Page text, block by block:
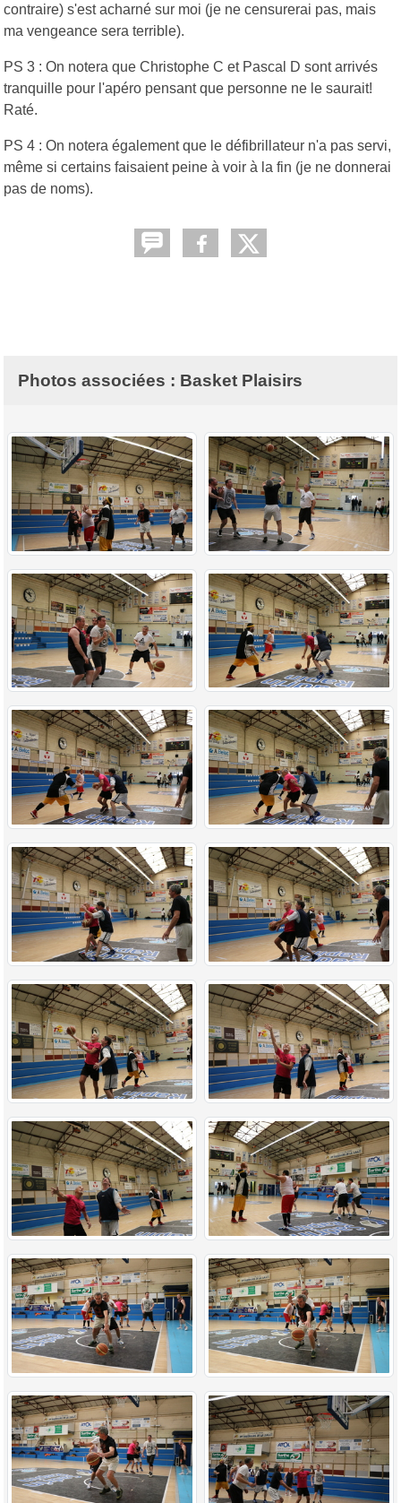
contraire) s'est acharné sur moi (je ne censurerai pas, mais
ma vengeance sera terrible).
PS 3 : On notera que Christophe C et Pascal D sont arrivés
tranquille pour l'apéro pensant que personne ne le saurait!
Raté.
PS 4 : On notera également que le défibrillateur n'a pas servi,
même si certains faisaient peine à voir à la fin (je ne donnerai
pas de noms).
Photos associées : Basket Plaisirs